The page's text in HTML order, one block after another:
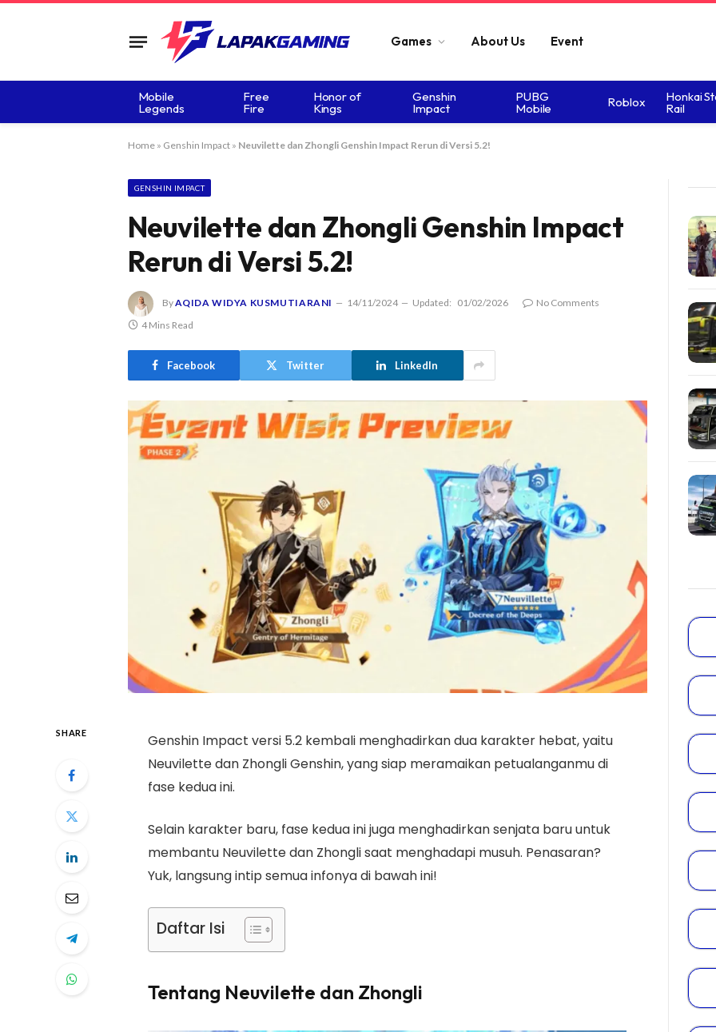
Games About Us Event
Mobile
Legends
Free
Fire
Honor of
Kings
Genshin
Impact
PUBG
Mobile Roblox Honkai
Rail
Home» Genshin Impact» Neuvilette dan Zhongli Genshin Impact Rerun di Versi 5.2!
GENSHIN IMPACT
Neuvilette dan Zhongli Genshin Impact
Rerun di Versi 5.2!
ByAQIDA WIDYA KUSMUTIARANI 14/11/2024 Updated: 01/02/2026
No Comments
4 Mins Read
Facebook Twitter LinkedIn
SHARE
Genshin Impact versi 5.2 kembali menghadirkan dua karakter hebat, yaitu
Neuvilette dan Zhongli Genshin, yang siap meramaikan petualanganmu di
fase kedua ini.
Selain karakter baru, fase kedua ini juga menghadirkan senjata baru untuk
membantu Neuvilette dan Zhongli saat menghadapi musuh. Penasaran?
Yuk, langsung intip semua infonya di bawah ini!
Daftar Isi
Tentang Neuvilette dan Zhongli